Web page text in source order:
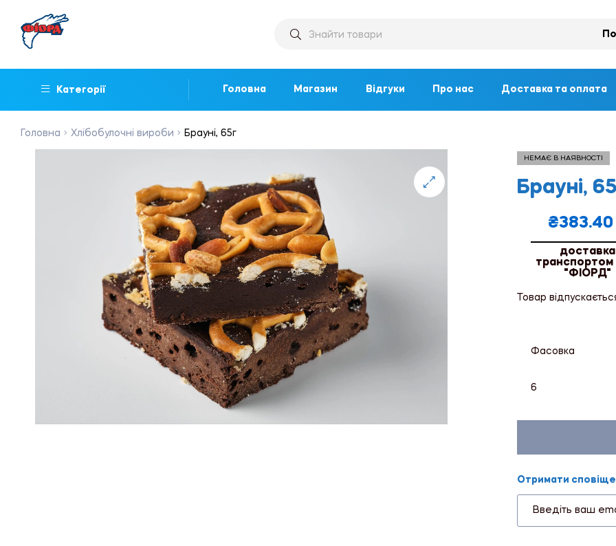
Категорії Головна Магазин Відгуки Про нас Доставка та оплата
Головна Хлібобулочні вироби Брауні, 65г
НЕМАЄ В НАЯВНОСТІ
Брауні,
₴383.40
доставка
"ФІОРД"
Товар
Фасовка
6
Отримати